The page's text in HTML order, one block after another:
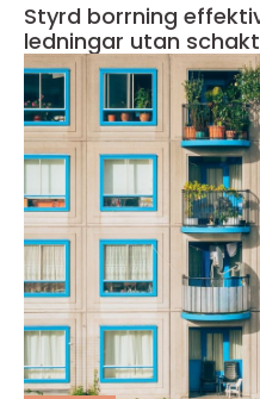
Styrd borrning effektiv framdragning av
ledningar utan schakt